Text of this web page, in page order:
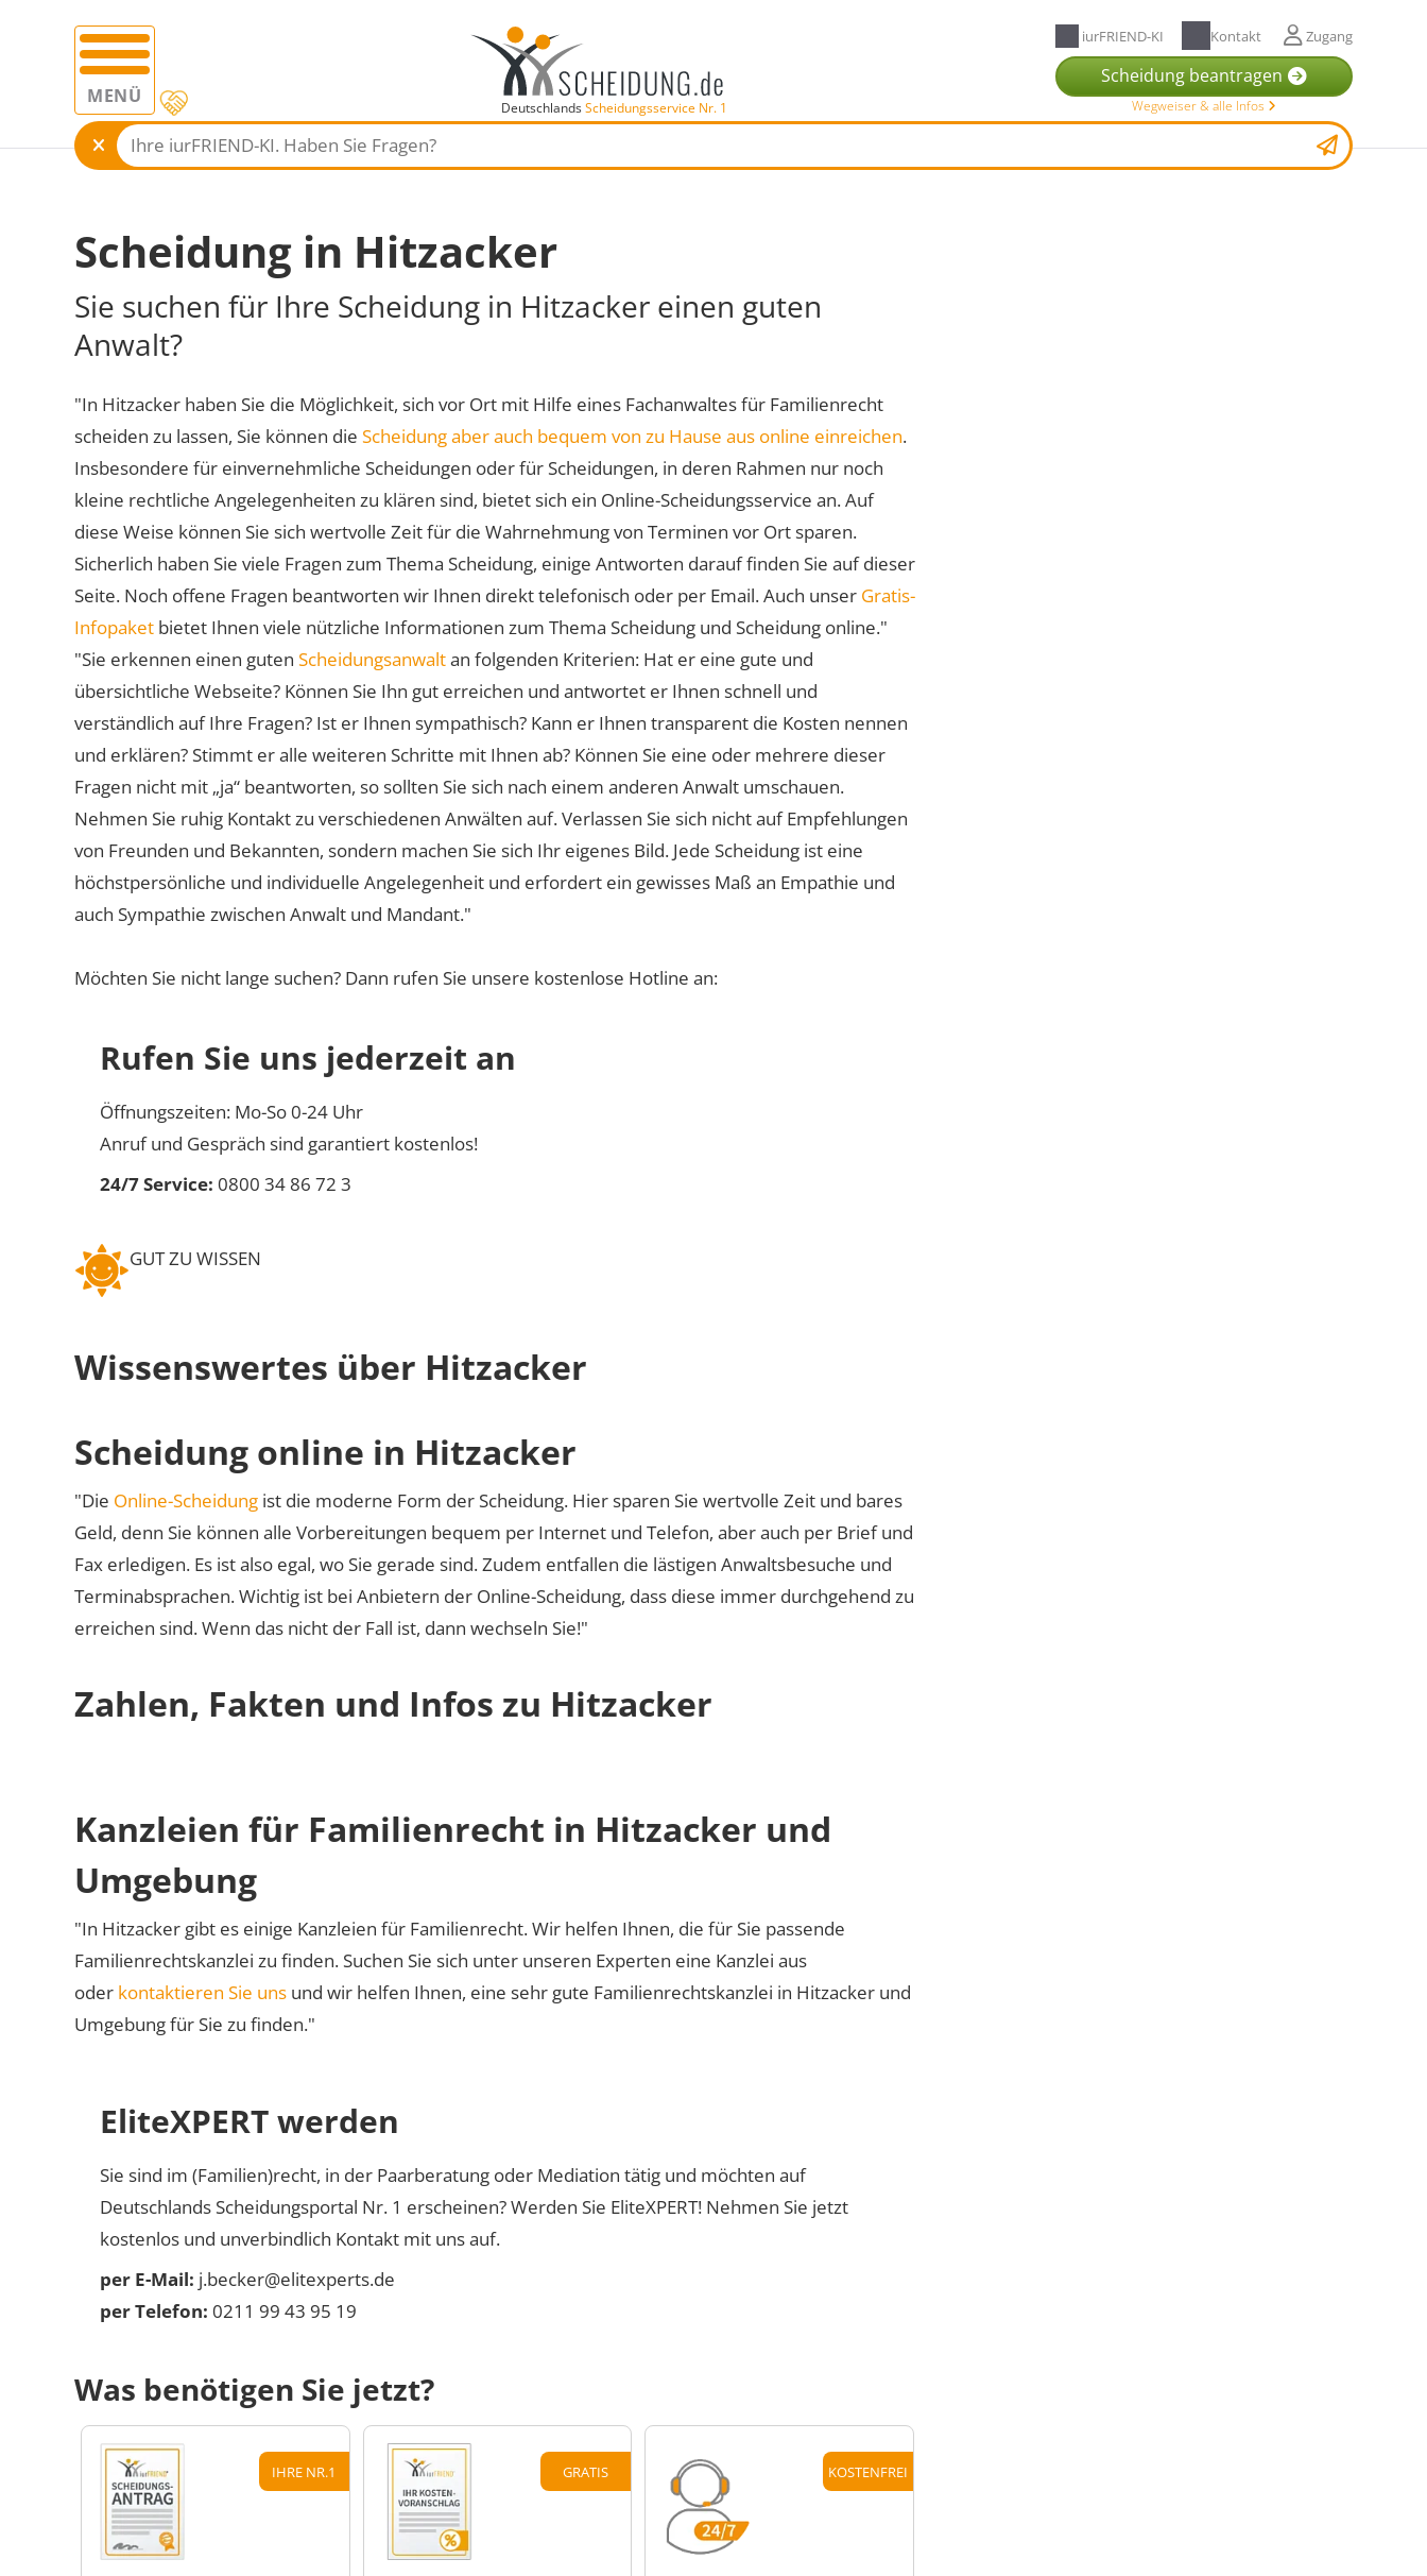
MENÜ DeutschlandsScheidungsservice Nr. 1
iurFRIEND-KI Kontakt Zugang
Scheidung beantragen
Wegweiser & alle Infos
Scheidung in Hitzacker
Sie suchen für Ihre Scheidung in Hitzacker einen guten
Anwalt?
"In Hitzacker haben Sie die Möglichkeit, sich vor Ort mit Hilfe eines Fachanwaltes für Familienrecht
scheiden zu lassen, Sie können die Scheidung aber auch bequem von zu Hause aus online einreichen.
Insbesondere für einvernehmliche Scheidungen oder für Scheidungen, in deren Rahmen nur noch
kleine rechtliche Angelegenheiten zu klären sind, bietet sich ein Online-Scheidungsservice an. Auf
diese Weise können Sie sich wertvolle Zeit für die Wahrnehmung von Terminen vor Ort sparen.
Sicherlich haben Sie viele Fragen zum Thema Scheidung, einige Antworten darauf finden Sie auf dieser
Seite. Noch offene Fragen beantworten wir Ihnen direkt telefonisch oder per Email. Auch unser Gratis-
Infopaket bietet Ihnen viele nützliche Informationen zum Thema Scheidung und Scheidung online."
"Sie erkennen einen guten Scheidungsanwaltan folgenden Kriterien: Hat er eine gute und
übersichtliche Webseite? Können Sie Ihn gut erreichen und antwortet er Ihnen schnell und
verständlich auf Ihre Fragen? Ist er Ihnen sympathisch? Kann er Ihnen transparent die Kosten nennen
und erklären? Stimmt er alle weiteren Schritte mit Ihnen ab? Können Sie eine oder mehrere dieser
Fragen nicht mit „ja“ beantworten, so sollten Sie sich nach einem anderen Anwalt umschauen.
Nehmen Sie ruhig Kontakt zu verschiedenen Anwälten auf. Verlassen Sie sich nicht auf Empfehlungen
von Freunden und Bekannten, sondern machen Sie sich Ihr eigenes Bild. Jede Scheidung ist eine
höchstpersönliche und individuelle Angelegenheit und erfordert ein gewisses Maß an Empathie und
auch Sympathie zwischen Anwalt und Mandant."
Möchten Sie nicht lange suchen? Dann rufen Sie unsere kostenlose Hotline an:
Rufen Sie uns jederzeit an
Öffnungszeiten: Mo-So 0-24 Uhr
Anruf und Gespräch sind garantiert kostenlos!
24/7 Service: 0800 34 86 72 3
GUT ZU WISSEN
Wissenswertes über Hitzacker
Scheidung online in Hitzacker
"Die Online-Scheidung ist die moderne Form der Scheidung. Hier sparen Sie wertvolle Zeit und bares
Geld, denn Sie können alle Vorbereitungen bequem per Internet und Telefon, aber auch per Brief und
Fax erledigen. Es ist also egal, wo Sie gerade sind. Zudem entfallen die lästigen Anwaltsbesuche und
Terminabsprachen. Wichtig ist bei Anbietern der Online-Scheidung, dass diese immer durchgehend zu
erreichen sind. Wenn das nicht der Fall ist, dann wechseln Sie!"
Zahlen, Fakten und Infos zu Hitzacker
Kanzleien für Familienrecht in Hitzacker und
Umgebung
"In Hitzacker gibt es einige Kanzleien für Familienrecht. Wir helfen Ihnen, die für Sie passende
Familienrechtskanzlei zu finden. Suchen Sie sich unter unseren Experten eine Kanzlei aus
oder kontaktieren Sie uns und wir helfen Ihnen, eine sehr gute Familienrechtskanzlei in Hitzacker und
Umgebung für Sie zu finden."
EliteXPERT werden
Sie sind im (Familien)recht, in der Paarberatung oder Mediation tätig und möchten auf
Deutschlands Scheidungsportal Nr. 1 erscheinen? Werden Sie EliteXPERT! Nehmen Sie jetzt
kostenlos und unverbindlich Kontakt mit uns auf.
per E-Mail: j.becker@elitexperts.de
per Telefon: 0211 99 43 95 19
Was benötigen Sie jetzt?
IHRE NR.1 GRATIS KOSTENFREI